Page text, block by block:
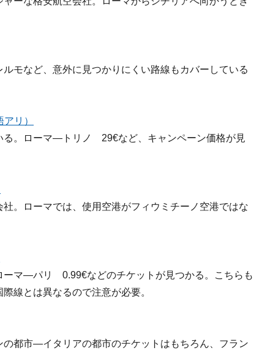
モなど、意外に見つかりにくい路線もカバーしている
リ）
る。ローマ―トリノ 29€など、キャンペーン価格が見
。ローマでは、使用空港がフィウミチーノ空港ではな
ーマ―パリ 0.99€などのチケットが見つかる。こちらも
線とは異なるので注意が必要。
都市―イタリアの都市のチケットはもちろん、フラン